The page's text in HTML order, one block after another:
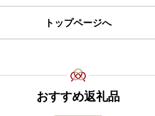
トップページへ
おすすめ返礼品